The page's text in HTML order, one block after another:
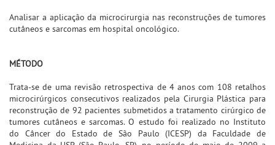
Analisar a aplicação da microcirurgia nas reconstruções de tumores
cutâneos e sarcomas em hospital oncológico.
MÉTODO
Trata-se de uma revisão retrospectiva de 4 anos com 108 retalhos
microcirúrgicos consecutivos realizados pela Cirurgia Plástica para
reconstrução de 92 pacientes submetidos a tratamento cirúrgico de
tumores cutâneos e sarcomas. O estudo foi realizado no Instituto
do Câncer do Estado de São Paulo (ICESP) da Faculdade de